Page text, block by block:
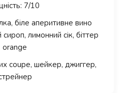
7/10
біле аперитивне вино
лимонний сік, біттер
orange
coupe, шейкер, джиггер,